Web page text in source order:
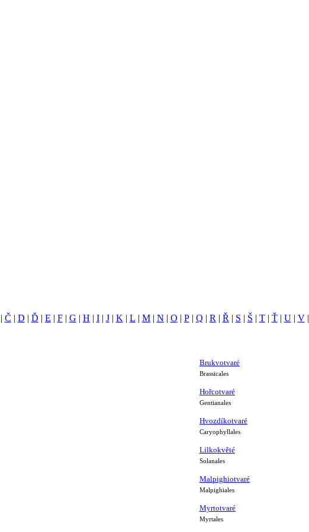
| Č | D | Ď | E | F| G | H | I| J| K | L | M| N | O | P| Q | R | Ř | S | Š | T| Ť| U| V|
Brukvotvaré
Brassicales
Hořcotvaré
Gentianales
Hvozdíkotvaré
Caryophyllales
Lilkokvěté
Solanales
Malpighiotvaré
Malpighiales
Myrtotvaré
Myrtales